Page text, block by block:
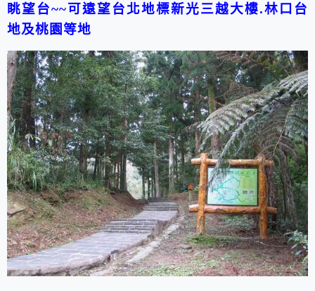
眺望台~~可遠望台北地標新光三越大樓.林口台
地及桃園等地